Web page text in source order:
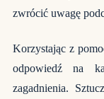
zwrócić uwagę
Korzystając z
odpowiedź na
zagadnienia.